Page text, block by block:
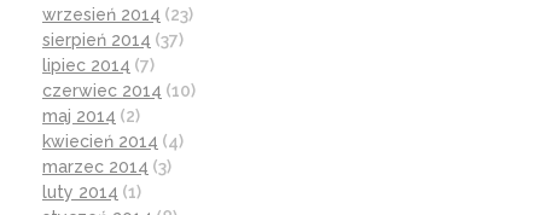
wrzesień 2014 (23)
sierpień 2014 (37)
lipiec 2014 (7)
czerwiec 2014 (10)
maj 2014 (2)
kwiecień 2014 (4)
marzec 2014 (3)
luty 2014 (1)